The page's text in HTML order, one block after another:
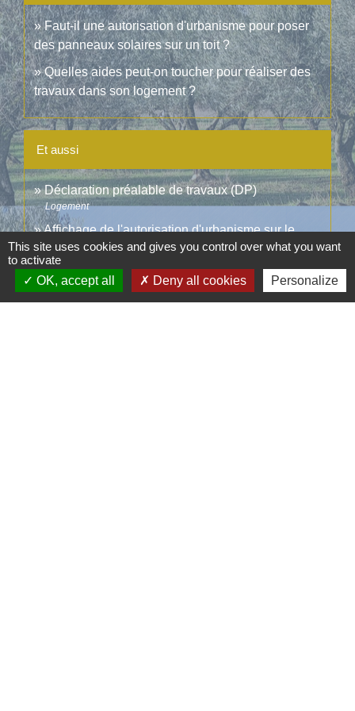
Faut-il une autorisation d'urbanisme pour poser
des panneaux solaires sur un toit ?
Quelles aides peut-on toucher pour réaliser des
travaux dans son logement ?
Et aussi
Déclaration préalable de travaux (DP)
Logement
Affichage de l'autorisation d'urbanisme sur le
terrain
Logement
This site uses cookies and gives you control over what you want
to activate
OK, accept all
Deny all cookies Personalize